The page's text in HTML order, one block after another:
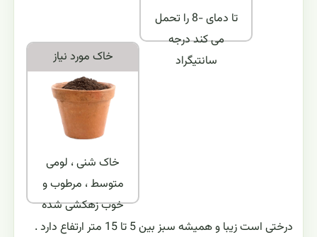
تا دمای -8 را تحمل
می کند درجه
سانتیگراد
خاک مورد نياز
خاک شنی ، لومی
متوسط ، مرطوب و
خوب زهکشی شده
درختى است زيبا و همیشه سبز بین 5 تا 15 متر ارتفاع دارد .